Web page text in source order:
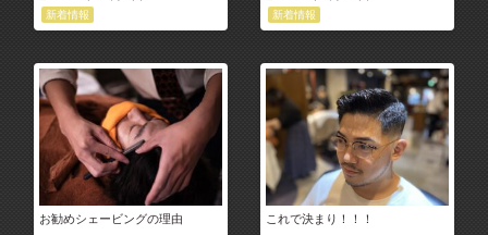
新着情報 新着情報
お勧めシェービングの理由 これで決まり！！！